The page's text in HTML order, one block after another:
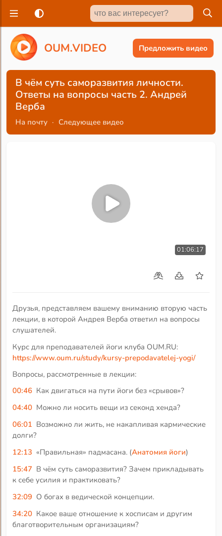
OUM.VIDEO Предложить видео
В чём суть саморазвития личности.
Ответы на вопросы часть 2. Андрей
Верба
На почту · Следующее видео
01:06:17
Друзья, представляем вашему вниманию вторую часть
лекции, в которой Андрея Верба ответил на вопросы
слушателей.
Курс для преподавателей йоги клуба OUM.RU:
https://www.oum.ru/study/kursy-prepodavatelej-yogi/
Вопросы, рассмотренные в лекции:
00:46 Как двигаться на пути йоги без «срывов»?
04:40 Можно ли носить вещи из секонд хенда?
06:01 Возможно ли жить, не накапливая кармические
долги?
12:13 «Правильная» падмасана. (Анатомия йоги)
15:47 В чём суть саморазвития? Зачем прикладывать
к себе усилия и практиковать?
32:09 О богах в ведической концепции.
34:20 Какое ваше отношение к хосписам и другим
благотворительным организациям?